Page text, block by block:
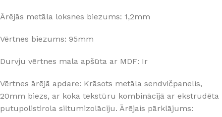
Ārējās metāla loksnes biezums: 1,2mm
Vērtnes biezums: 95mm
Durvju vērtnes mala apšūta ar MDF: Ir
Vērtnes ārējā apdare: Krāsots metāla sendvičpanelis,
20mm biezs, ar koka tekstūru kombinācijā ar ekstrudēta
putupolistirola siltumizolāciju. Ārējais pārklājums: